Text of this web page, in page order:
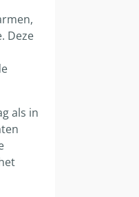
Deze
als in